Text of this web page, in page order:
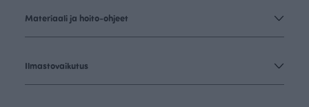
Materiaali ja hoito-ohjeet
Ilmastovaikutus